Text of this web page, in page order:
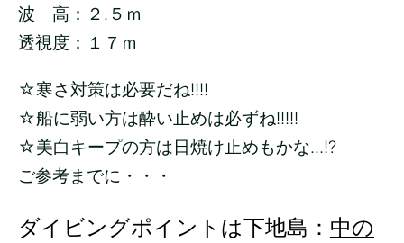
波 高：２.５ ｍ
透視度：１７ｍ
☆寒さ対策は必要だね!!!!
☆船に弱い方は酔い止めは必ずね!!!!!
☆美白キープの方は日焼け止めもかな...!?
ご参考までに・・・
ダイビングポイントは下地島： 中の